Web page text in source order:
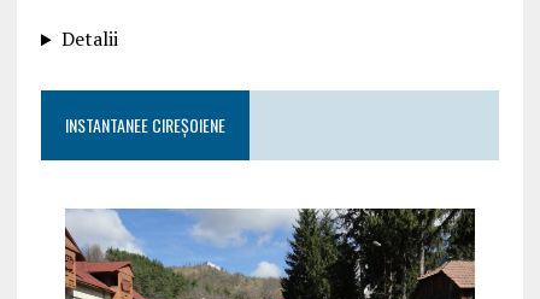
Detalii
INSTANTANEE CIREȘOIENE